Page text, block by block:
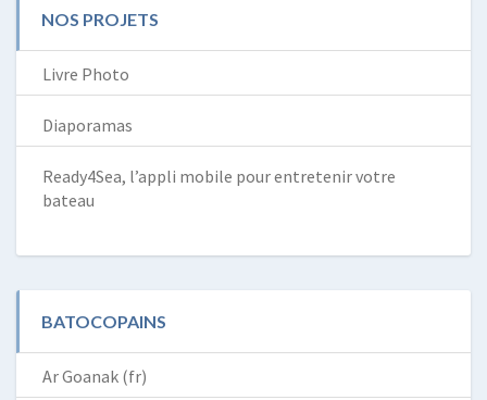
NOS PROJETS
Livre Photo
Diaporamas
Ready4Sea, l’appli mobile pour entretenir votre
bateau
BATOCOPAINS
Ar Goanak (fr)